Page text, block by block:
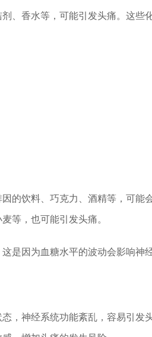
、香水等，可能引发头痛。这些
的饮料、巧克力、酒精等，可能
等，也可能引发头痛。
是因为血糖水平的波动会影响神
，神经系统功能紊乱，容易引发